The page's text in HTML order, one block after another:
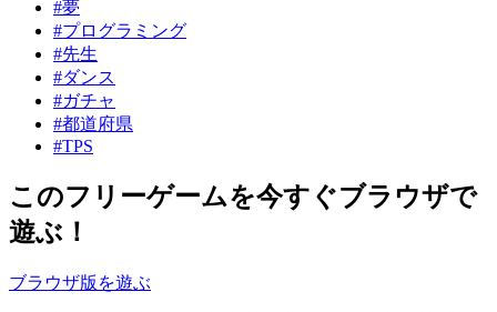
#夢
#プログラミング
#先生
#ダンス
#ガチャ
#都道府県
#TPS
このフリーゲームを今すぐブラウザで
遊ぶ！
ブラウザ版を遊ぶ